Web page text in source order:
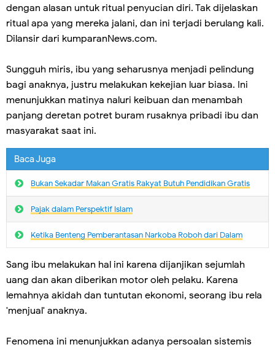
dengan alasan untuk ritual penyucian diri. Tak dijelaskan
ritual apa yang mereka jalani, dan ini terjadi berulang kali.
Dilansir dari kumparanNews.com.
Sungguh miris, ibu yang seharusnya menjadi pelindung
bagi anaknya, justru melakukan kekejian luar biasa. Ini
menunjukkan matinya naluri keibuan dan menambah
panjang deretan potret buram rusaknya pribadi ibu dan
masyarakat saat ini.
Baca Juga
Bukan Sekadar Makan Gratis Rakyat Butuh Pendidikan Gratis
Pajak dalam Perspektif Islam
Ketika Benteng Pemberantasan Narkoba Roboh dari Dalam
Sang ibu melakukan hal ini karena dijanjikan sejumlah
uang dan akan diberikan motor oleh pelaku. Karena
lemahnya akidah dan tuntutan ekonomi, seorang ibu rela
'menjual' anaknya.
Fenomena ini menunjukkan adanya persoalan sistemis